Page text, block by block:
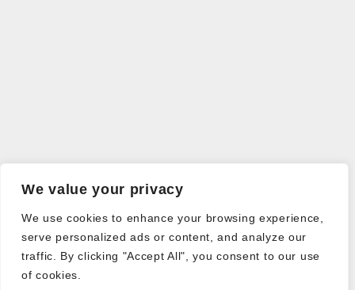
We value your privacy
We use cookies to enhance your browsing experience,
serve personalized ads or content, and analyze our
traffic. By clicking "Accept All", you consent to our use
of cookies.